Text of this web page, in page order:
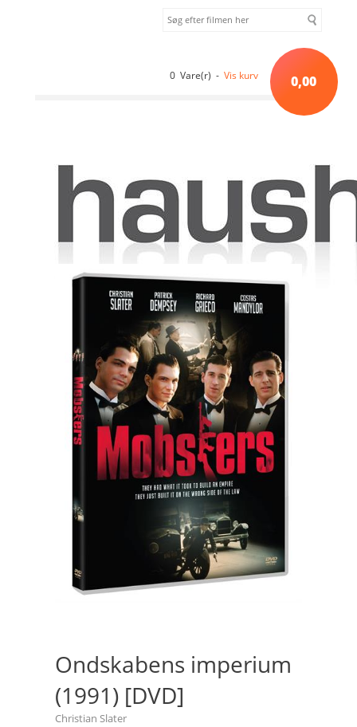
0 Vare(r) - Vis kurv 0,00
Ondskabens imperium (1991) [DVD]
Ondskabens imperium
(1991) [DVD]
Christian Slater